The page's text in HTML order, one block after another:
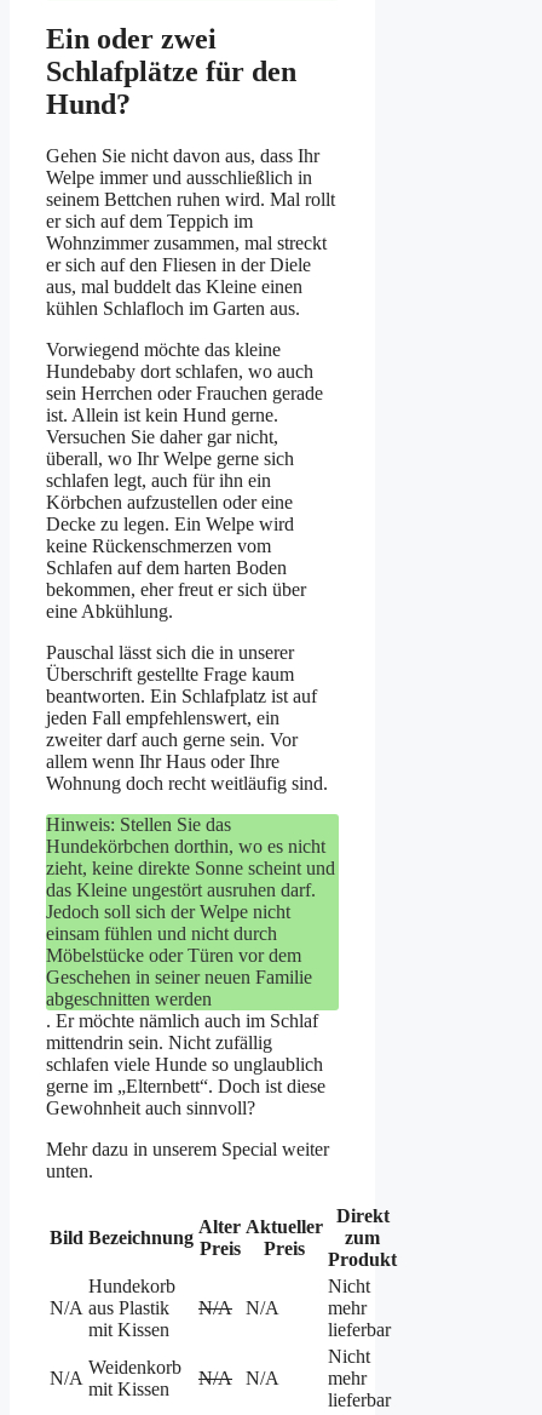
Ein oder zwei
Schlafplätze für den
Hund?
Gehen Sie nicht davon aus, dass Ihr
Welpe immer und ausschließlich in
seinem Bettchen ruhen wird. Mal rollt
er sich auf dem Teppich im
Wohnzimmer zusammen, mal streckt
er sich auf den Fliesen in der Diele
aus, mal buddelt das Kleine einen
kühlen Schlafloch im Garten aus.
Vorwiegend möchte das kleine
Hundebaby dort schlafen, wo auch
sein Herrchen oder Frauchen gerade
ist. Allein ist kein Hund gerne.
Versuchen Sie daher gar nicht,
überall, wo Ihr Welpe gerne sich
schlafen legt, auch für ihn ein
Körbchen aufzustellen oder eine
Decke zu legen. Ein Welpe wird
keine Rückenschmerzen vom
Schlafen auf dem harten Boden
bekommen, eher freut er sich über
eine Abkühlung.
Pauschal lässt sich die in unserer
Überschrift gestellte Frage kaum
beantworten. Ein Schlafplatz ist auf
jeden Fall empfehlenswert, ein
zweiter darf auch gerne sein. Vor
allem wenn Ihr Haus oder Ihre
Wohnung doch recht weitläufig sind.
Hinweis: Stellen Sie das
Hundekörbchen dorthin, wo es nicht
zieht, keine direkte Sonne scheint und
das Kleine ungestört ausruhen darf.
Jedoch soll sich der Welpe nicht
einsam fühlen und nicht durch
Möbelstücke oder Türen vor dem
Geschehen in seiner neuen Familie
abgeschnitten werden
. Er möchte nämlich auch im Schlaf
mittendrin sein. Nicht zufällig
schlafen viele Hunde so unglaublich
gerne im „Elternbett“. Doch ist diese
Gewohnheit auch sinnvoll?
Mehr dazu in unserem Special weiter
unten.
Bild Bezeichnung
Alter
Preis
Aktueller
Preis
Direkt
zum
Produkt
N/A
Hundekorb
aus Plastik
mit Kissen
N/A N/A
Nicht
mehr
lieferbar
N/A
Weidenkorb
mit Kissen
N/A N/A
Nicht
mehr
lieferbar